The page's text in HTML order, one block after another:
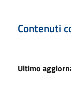
Contenuti
Ultimo